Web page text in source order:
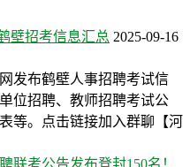
壁招考信息汇总 2025-09-16
发布鹤壁人事招聘考试信
位招聘、教师招聘考试公
等。点击链接加入群聊【河